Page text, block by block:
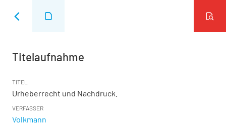
Titelaufnahme
TITEL
Urheberrecht und Nachdruck.
VERFASSER
Volkmann